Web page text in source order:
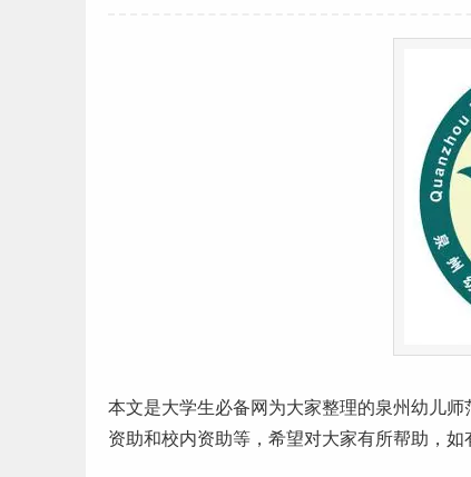
本文是大学生必备网为大家整理的泉州幼儿师
资助和校内资助等，希望对大家有所帮助，如